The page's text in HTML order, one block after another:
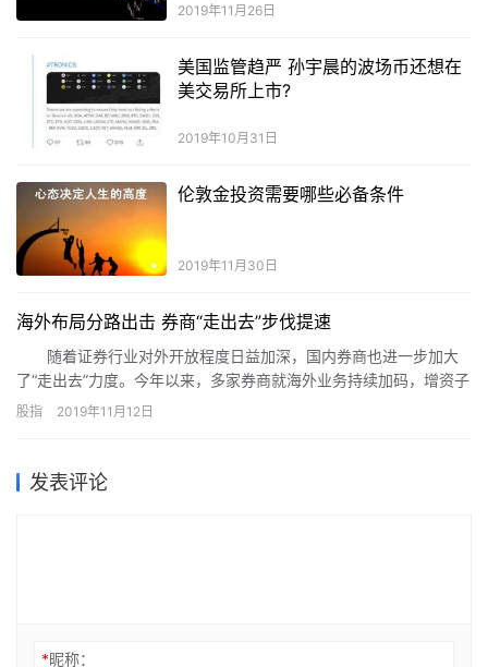
2019年11月26日
美国监管趋严 孙宇晨的波场币还想在
美交易所上市?
2019年10月31日
伦敦金投资需要哪些必备条件
2019年11月30日
海外布局分路出击 券商“走出去”步伐提速
随着证券行业对外开放程度日益加深，国内券商也进一步加大
了“走出去”力度。今年以来，多家券商就海外业务持续加码，增资子
公司、发行GDR、斩获海外业务资格成国际化重要举措。
股指 2019年11月12日
发表评论
*昵称：